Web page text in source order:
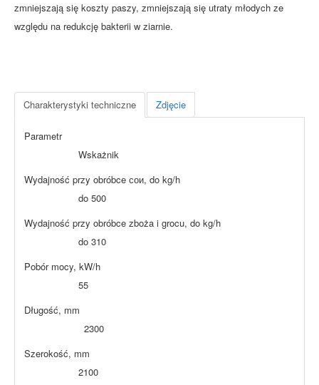
zmniejszają się koszty paszy, zmniejszają się utraty młodych ze
względu na redukcję bakterii w ziarnie.
Charakterystyki techniczne Zdjęcie
Parametr
Wskażnik
Wydajność przy obróbce сои, do kg/h
do 500
Wydajność przy obróbce zboża i grocu, do kg/h
do 310
Pobór mocy, kW/h
55
Długość, mm
2300
Szerokość, mm
2100